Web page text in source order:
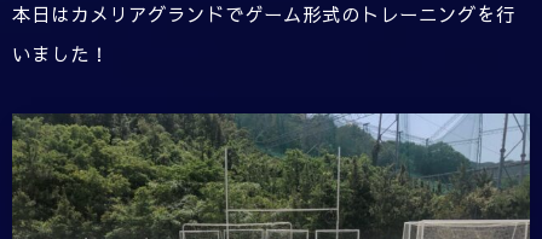
本日はカメリアグランドでゲーム形式のトレーニングを行
いました！